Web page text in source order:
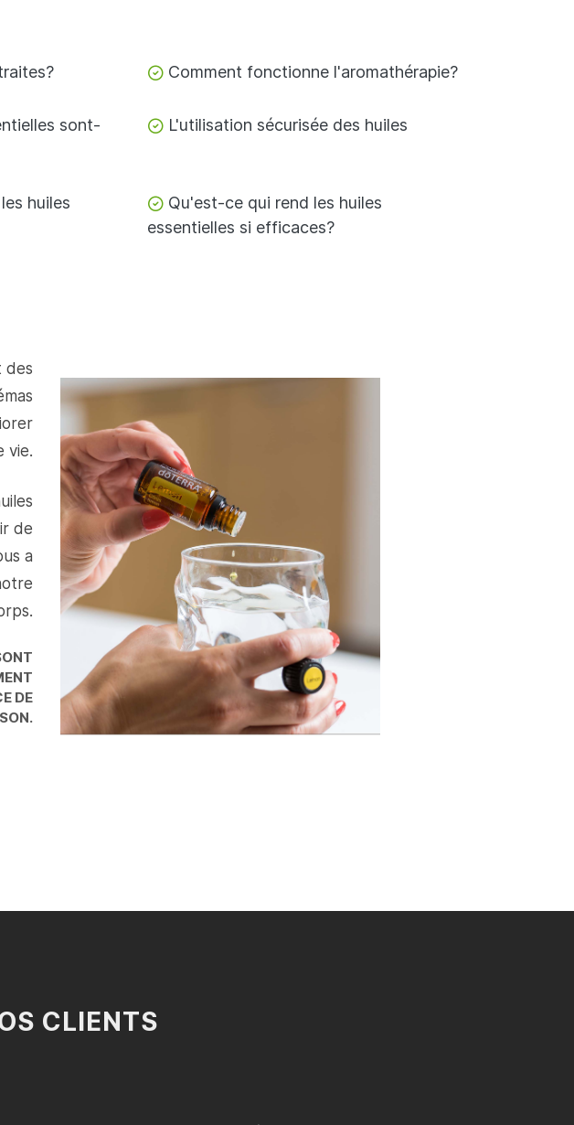
Comment fonctionne l'aromathérapie?
sont-
L'utilisation sécurisée des huiles
huiles
Qu'est-ce qui rend les huiles
essentielles si efficaces?
des
vie.
de
a
DE
CLIENTS